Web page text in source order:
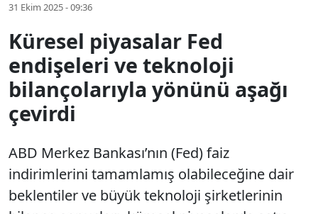
31 Ekim 2025 - 09:36
Küresel piyasalar Fed
endişeleri ve teknoloji
bilançolarıyla yönünü aşağı
çevirdi
ABD Merkez Bankası’nın (Fed) faiz
indirimlerini tamamlamış olabileceğine dair
beklentiler ve büyük teknoloji şirketlerinin